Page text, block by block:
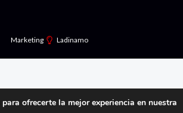
Marketing Ladinamo
ofrecerte la mejor experiencia en nuestra